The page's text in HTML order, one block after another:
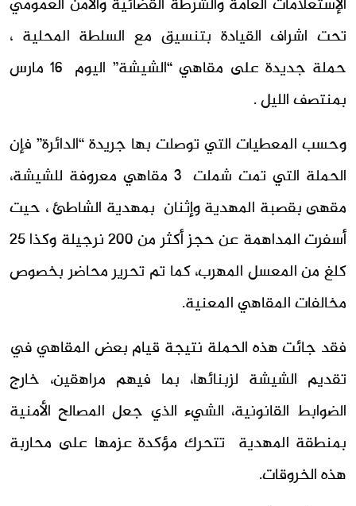
تحت اشراف القيادة بتنسيق مع السلطة المحلية ،
حملة جديدة على مقاهي “الشيشة” اليوم 16 مارس
بمنتصف الليل .
وحسب المعطيات التي توصلت بها جريدة “الدائرة” فإن
الحملة التي تمت شملت 3 مقاهي معروفة للشيشة،
مقهى بقصبة المهدية وإثنان بمهدية الشاطئ ، حيت
أسفرت المداهمة عن حجز أكثر من 200 نرجيلة وكذا 25
كلغ من المعسل المهرب، كما تم تحرير محاضر بخصوص
مخالفات المقاهي المعنية.
فقد جائت هذه الحملة نتيجة قيام بعض المقاهي في
تقديم الشيشة لزبنائها، بما فيهم مراهقين، خارج
الضوابط القانونية، الشيء الذي جعل المصالح الأمنية
بمنطقة المهدية تتحرك مؤكدة عزمها على محاربة
هذه الخروقات.